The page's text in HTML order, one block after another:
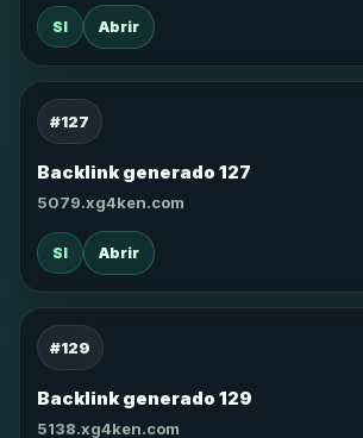
SI Abrir
#127
Backlink generado 127
5079.xg4ken.com
SI Abrir
#129
Backlink generado 129
5138.xg4ken.com